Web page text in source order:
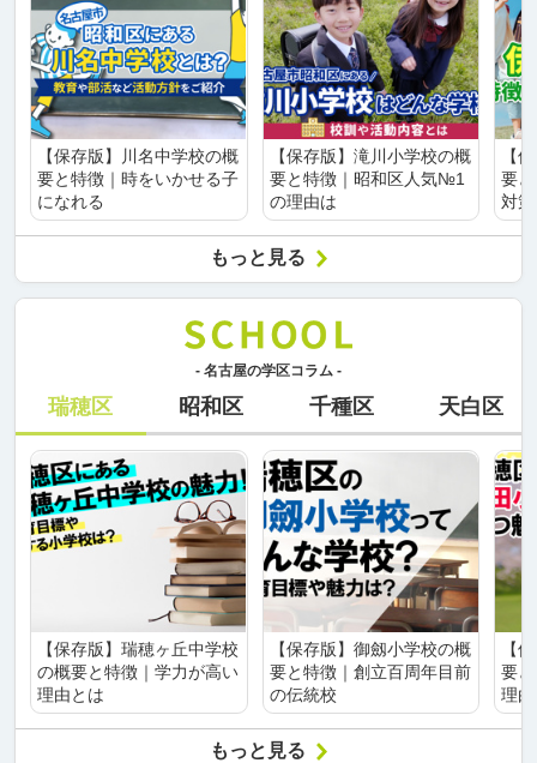
【保存版】川名中学校の概
要と特徴｜時をいかせる子
になれる
【保存版】滝川小学校の概
要と特徴｜昭和区人気№1
の理由は
【
要
対
もっと見る
- 名古屋の学区コラム -
瑞穂区 昭和区 千種区 天白区
【保存版】瑞穂ヶ丘中学校
の概要と特徴｜学力が高い
理由とは
【保存版】御劔小学校の概
要と特徴｜創立百周年目前
の伝統校
【
要
理
もっと見る